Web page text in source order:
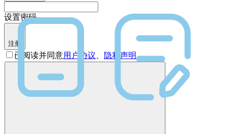
设置密码
注册
已阅读并同意用户协议 隐私声明